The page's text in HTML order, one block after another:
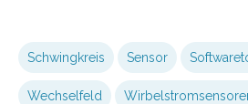
Schwingkreis Sensor
Wechselfeld